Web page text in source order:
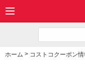
ホーム > コストコクーポン情